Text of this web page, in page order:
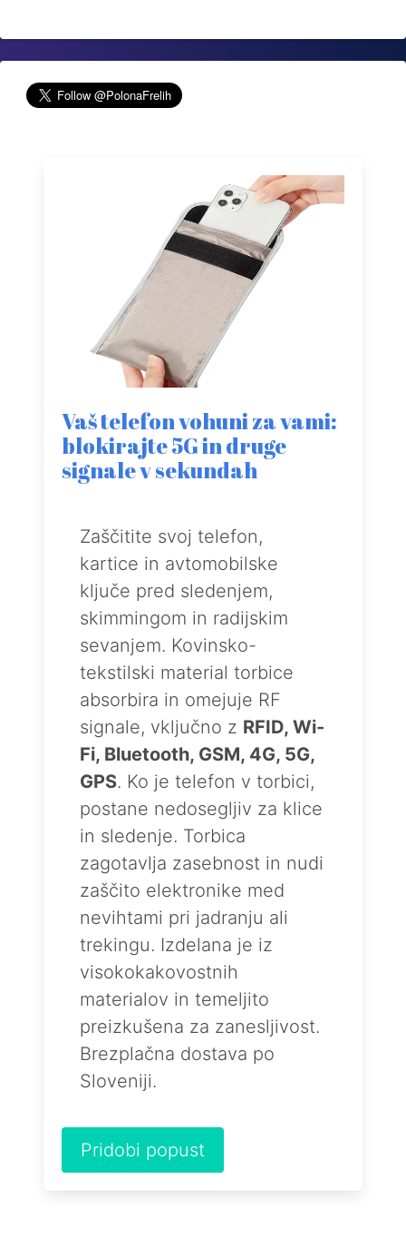
Vaš telefon vohuni za vami:
blokirajte 5G in druge
signale v sekundah
Zaščitite svoj telefon,
kartice in avtomobilske
ključe pred sledenjem,
skimmingom in radijskim
sevanjem. Kovinsko-
tekstilski material torbice
absorbira in omejuje RF
signale, vključno z RFID, Wi-
Fi, Bluetooth, GSM, 4G, 5G,
GPS. Ko je telefon v torbici,
postane nedosegljiv za klice
in sledenje. Torbica
zagotavlja zasebnost in nudi
zaščito elektronike med
nevihtami pri jadranju ali
trekingu. Izdelana je iz
visokokakovostnih
materialov in temeljito
preizkušena za zanesljivost.
Brezplačna dostava po
Sloveniji.
Pridobi popust